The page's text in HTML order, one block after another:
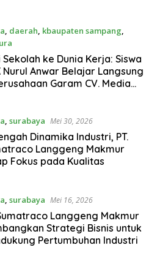
, daerah, kbaupaten sampang,
2026
Sekolah ke Dunia Kerja: Siswa
Nurul Anwar Belajar Langsung
Garam CV. Media
, surabaya Mei 30, 2026
Dinamika Industri, PT.
Langgeng Makmur
Fokus pada Kualitas
, surabaya Mei 16, 2026
Langgeng Makmur
Strategi Bisnis untuk
Pertumbuhan Industri